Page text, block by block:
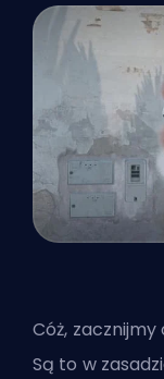
Cóż,
Są to w